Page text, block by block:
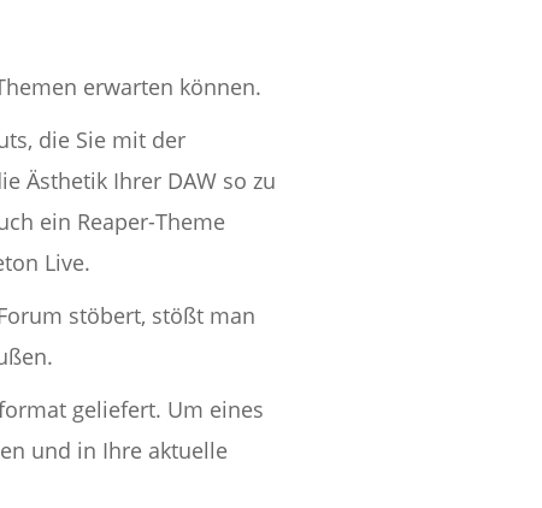
erwarten können.
die Sie mit der
Ästhetik Ihrer DAW so zu
ein Reaper-Theme
Live.
stöbert, stößt man
geliefert. Um eines
und in Ihre aktuelle